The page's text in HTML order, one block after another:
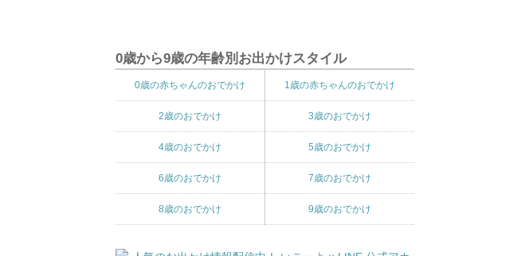
0歳から9歳の年齢別お出かけスタイル
0歳の赤ちゃんのおでかけ 1歳の赤ちゃんのおでかけ
2歳のおでかけ 3歳のおでかけ
4歳のおでかけ 5歳のおでかけ
6歳のおでかけ 7歳のおでかけ
8歳のおでかけ 9歳のおでかけ